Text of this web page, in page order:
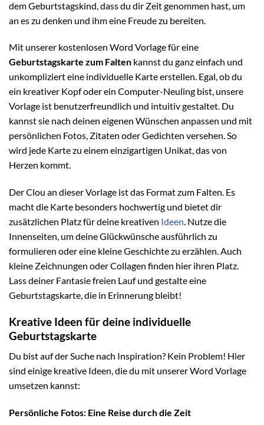
dem Geburtstagskind, dass du dir Zeit genommen hast, um
an es zu denken und ihm eine Freude zu bereiten.
Mit unserer kostenlosen Word Vorlage für eine
Geburtstagskarte zum Falten kannst du ganz einfach und
unkompliziert eine individuelle Karte erstellen. Egal, ob du
ein kreativer Kopf oder ein Computer-Neuling bist, unsere
Vorlage ist benutzerfreundlich und intuitiv gestaltet. Du
kannst sie nach deinen eigenen Wünschen anpassen und mit
persönlichen Fotos, Zitaten oder Gedichten versehen. So
wird jede Karte zu einem einzigartigen Unikat, das von
Herzen kommt.
Der Clou an dieser Vorlage ist das Format zum Falten. Es
macht die Karte besonders hochwertig und bietet dir
zusätzlichen Platz für deine kreativen Ideen. Nutze die
Innenseiten, um deine Glückwünsche ausführlich zu
formulieren oder eine kleine Geschichte zu erzählen. Auch
kleine Zeichnungen oder Collagen finden hier ihren Platz.
Lass deiner Fantasie freien Lauf und gestalte eine
Geburtstagskarte, die in Erinnerung bleibt!
Kreative Ideen für deine individuelle
Geburtstagskarte
Du bist auf der Suche nach Inspiration? Kein Problem! Hier
sind einige kreative Ideen, die du mit unserer Word Vorlage
umsetzen kannst:
Persönliche Fotos: Eine Reise durch die Zeit